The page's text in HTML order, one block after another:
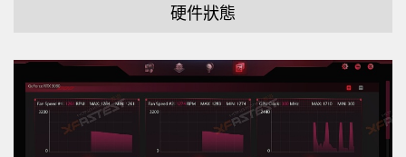
硬件狀態